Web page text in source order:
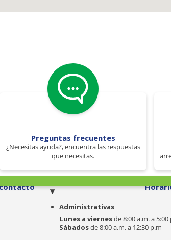
Preguntas frecuentes
¿Necesitas ayuda?, encuentra las respuestas
que necesitas.
Administrativas
Lunes a viernesde 8:00 a.m. a 5:00
Sábadosde 8:00 a.m. a 12:30 p.m